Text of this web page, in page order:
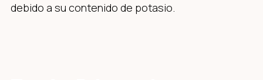
debido a su contenido de potasio.